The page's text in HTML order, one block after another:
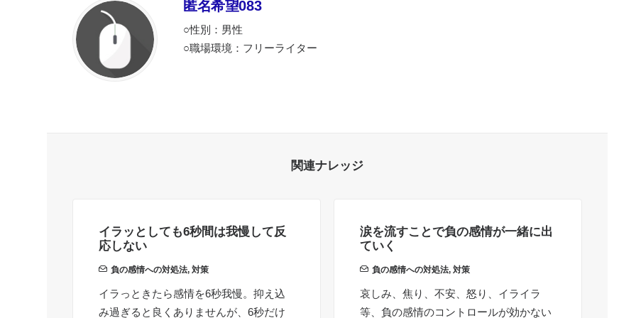
匿名希望083
○性別：男性
○職場環境：フリーライター
関連ナレッジ
イラッとしても6秒間は我慢して反
応しない
負の感情への対処法, 対策
イラっときたら感情を6秒我慢。抑え込
み過ぎると良くありませんが、6秒だけ
涙を流すことで負の感情が一緒に出
ていく
負の感情への対処法, 対策
哀しみ、焦り、不安、怒り、イライラ
等、負の感情のコントロールが効かない